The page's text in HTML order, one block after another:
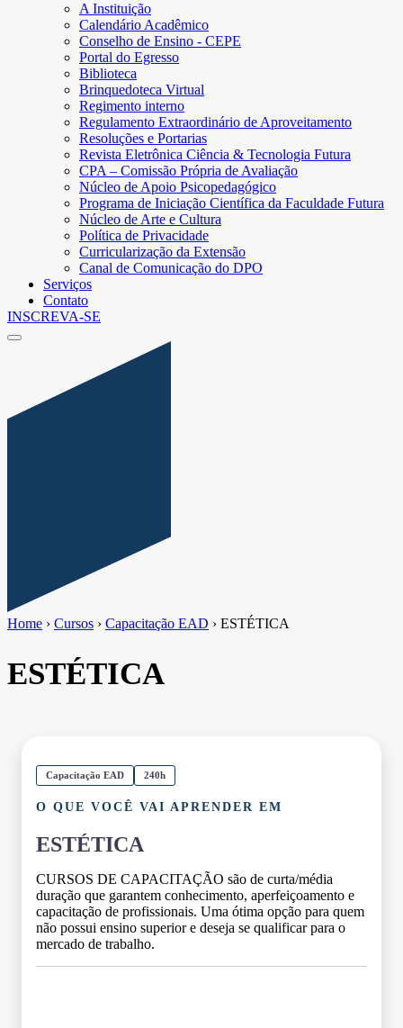
A Instituição
Calendário Acadêmico
Conselho de Ensino - CEPE
Portal do Egresso
Biblioteca
Brinquedoteca Virtual
Regimento interno
Regulamento Extraordinário de Aproveitamento
Resoluções e Portarias
Revista Eletrônica Ciência & Tecnologia Futura
CPA – Comissão Própria de Avaliação
Núcleo de Apoio Psicopedagógico
Programa de Iniciação Científica da Faculdade Futura
Núcleo de Arte e Cultura
Política de Privacidade
Curricularização da Extensão
Canal de Comunicação do DPO
Serviços
Contato
INSCREVA-SE
Home › Cursos › Capacitação EAD › ESTÉTICA
ESTÉTICA
Capacitação EAD 240h
O QUE VOCÊ VAI APRENDER EM
ESTÉTICA
CURSOS DE CAPACITAÇÃO são de curta/média
duração que garantem conhecimento, aperfeiçoamento e
capacitação de profissionais. Uma ótima opção para quem
não possui ensino superior e deseja se qualificar para o
mercado de trabalho.